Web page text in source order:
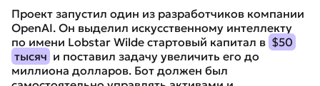
Проект запустил один из разработчиков компании
OpenAI. Он выделил искусственному интеллекту
по имени Lobstar Wilde стартовый капитал в $50
тысяч и поставил задачу увеличить его до
миллиона долларов. Бот должен был